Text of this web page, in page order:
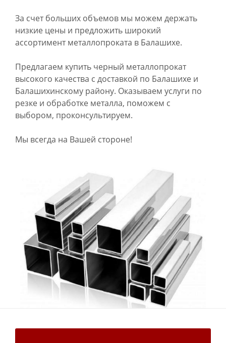
За счет больших объемов мы можем держать
низкие цены и предложить широкий
ассортимент металлопроката в Балашихе.
Предлагаем купить черный металлопрокат
высокого качества с доставкой по Балашихе и
Балашихинскому району. Оказываем услуги по
резке и обработке металла, поможем с
выбором, проконсультируем.
Мы всегда на Вашей стороне!